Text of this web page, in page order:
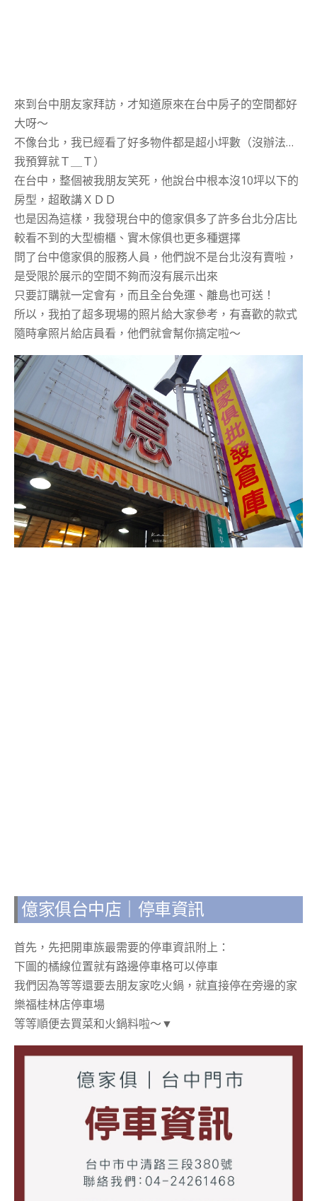
來到台中朋友家拜訪，才知道原來在台中房子的空間都好
大呀～
不像台北，我已經看了好多物件都是超小坪數（沒辦法…
我預算就Ｔ＿Ｔ）
在台中，整個被我朋友笑死，他說台中根本沒10坪以下的
房型，超敢講ＸＤＤ
也是因為這樣，我發現台中的億家俱多了許多台北分店比
較看不到的大型櫥櫃、實木傢俱也更多種選擇
問了台中億家俱的服務人員，他們說不是台北沒有賣啦，
是受限於展示的空間不夠而沒有展示出來
只要訂購就一定會有，而且全台免運、離島也可送！
所以，我拍了超多現場的照片給大家參考，有喜歡的款式
隨時拿照片給店員看，他們就會幫你搞定啦～
億家俱台中店｜停車資訊
首先，先把開車族最需要的停車資訊附上：
下圖的橘線位置就有路邊停車格可以停車
我們因為等等還要去朋友家吃火鍋，就直接停在旁邊的家
樂福桂林店停車場
等等順便去買菜和火鍋料啦～▼